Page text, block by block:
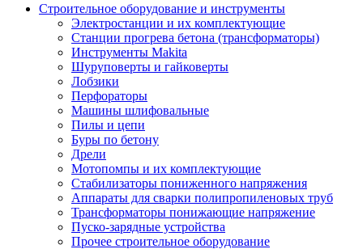
Строительное оборудование и инструменты
Электростанции и их комплектующие
Станции прогрева бетона (трансформаторы)
Инструменты Makita
Шуруповерты и гайковерты
Лобзики
Перфораторы
Машины шлифовальные
Пилы и цепи
Буры по бетону
Дрели
Мотопомпы и их комплектующие
Стабилизаторы пониженного напряжения
Аппараты для сварки полипропиленовых труб
Трансформаторы понижающие напряжение
Пуско-зарядные устройства
Прочее строительное оборудование